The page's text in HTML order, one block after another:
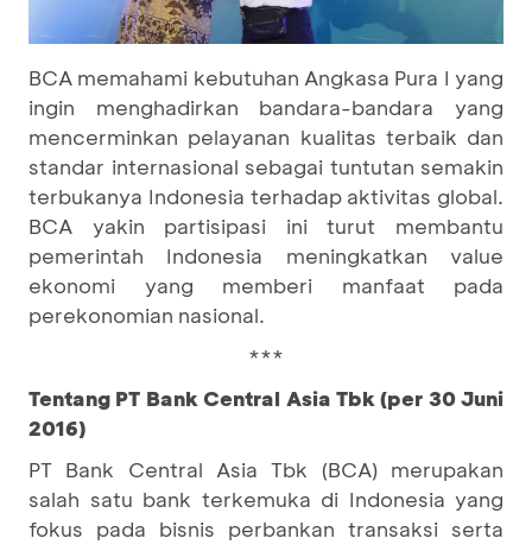
BCA memahami kebutuhan Angkasa Pura I yang
ingin menghadirkan bandara-bandara yang
mencerminkan pelayanan kualitas terbaik dan
standar internasional sebagai tuntutan semakin
terbukanya Indonesia terhadap aktivitas global.
BCA yakin partisipasi ini turut membantu
pemerintah Indonesia meningkatkan value
ekonomi yang memberi manfaat pada
perekonomian nasional.
***
Tentang PT Bank Central Asia Tbk (per 30 Juni
2016)
PT Bank Central Asia Tbk (BCA) merupakan
salah satu bank terkemuka di Indonesia yang
fokus pada bisnis perbankan transaksi serta